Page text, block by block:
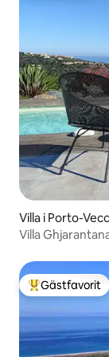
Villa i Porto-
Villa
Populär
Gästfavorit